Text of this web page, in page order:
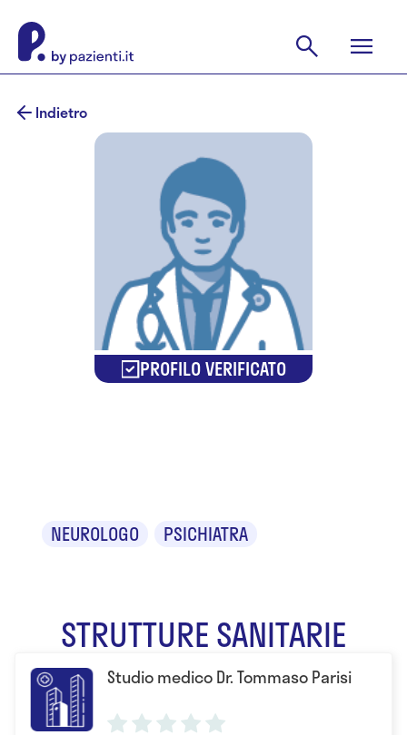
Indietro
PROFILO VERIFICATO
NEUROLOGO PSICHIATRA
STRUTTURE SANITARIE
Studio medico Dr. Tommaso Parisi